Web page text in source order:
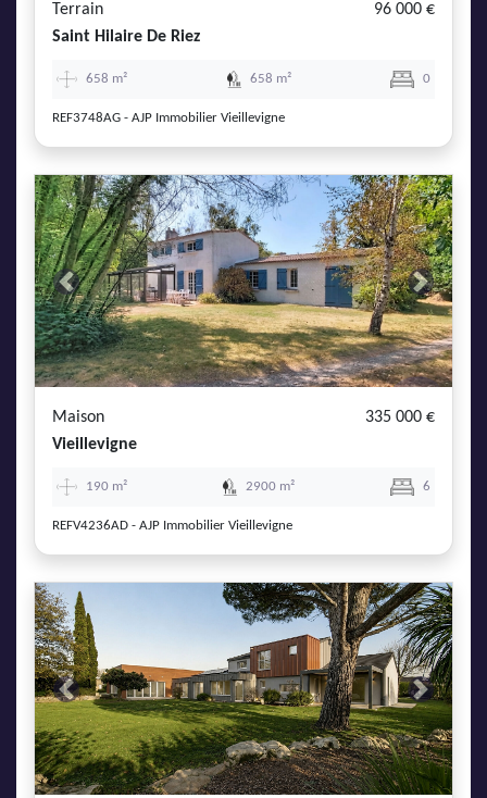
Terrain
96 000 €
Saint Hilaire De Riez
658 m² 658 m² 0
REF3748AG - AJP Immobilier Vieillevigne
Previous Next
Maison
335 000 €
Vieillevigne
190 m² 2900 m² 6
REFV4236AD - AJP Immobilier Vieillevigne
Previous Next